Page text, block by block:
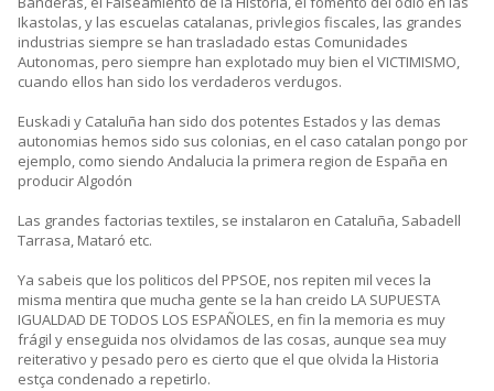
Ikastolas, y las escuelas catalanas, privlegios fiscales, las grandes
industrias siempre se han trasladado estas Comunidades
Autonomas, pero siempre han explotado muy bien el VICTIMISMO,
cuando ellos han sido los verdaderos verdugos.
Euskadi y Cataluña han sido dos potentes Estados y las demas
autonomias hemos sido sus colonias, en el caso catalan pongo por
ejemplo, como siendo Andalucia la primera region de España en
producir Algodón
Las grandes factorias textiles, se instalaron en Cataluña, Sabadell
Tarrasa, Mataró etc.
Ya sabeis que los politicos del PPSOE, nos repiten mil veces la
misma mentira que mucha gente se la han creido LA SUPUESTA
IGUALDAD DE TODOS LOS ESPAÑOLES, en fin la memoria es muy
frágil y enseguida nos olvidamos de las cosas, aunque sea muy
reiterativo y pesado pero es cierto que el que olvida la Historia
estça condenado a repetirlo.